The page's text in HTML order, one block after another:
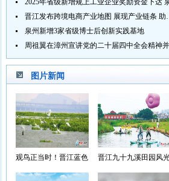
晋江发布跨境
泉州新增3家省级博士后创新实践基地
图片新闻
观鸟正当时！晋江蓝色
晋江九十九溪田园风